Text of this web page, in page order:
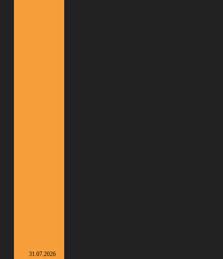
31.07.2026